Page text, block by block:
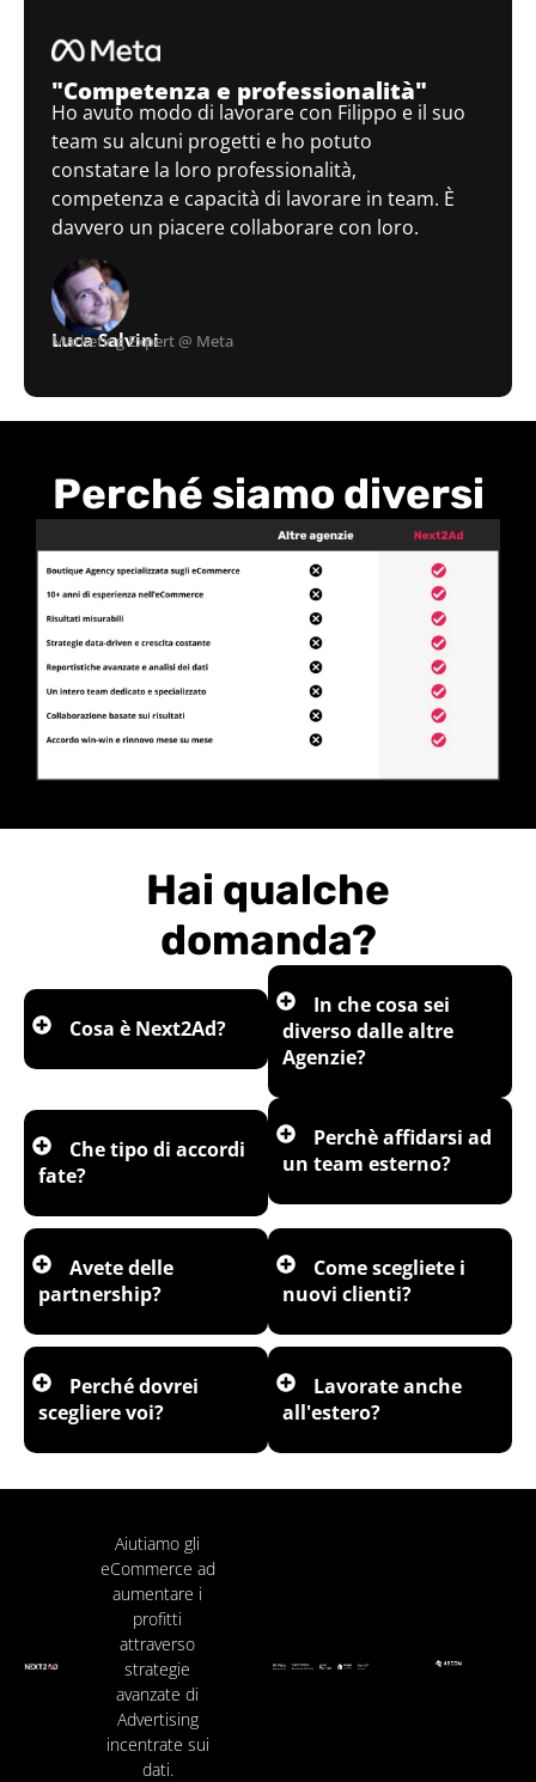
"Competenza e professionalità"
Ho avuto modo di lavorare con Filippo e il suo
team su alcuni progetti e ho potuto
constatare la loro professionalità,
competenza e capacità di lavorare in team. È
davvero un piacere collaborare con loro.
Luca Salvini
Marketing Expert @ Meta
Perché siamo diversi
Hai qualche
domanda?
Cosa è Next2Ad?
In che cosa sei
diverso dalle altre
Agenzie?
Che tipo di accordi
fate?
Perchè affidarsi ad
un team esterno?
Avete delle
partnership?
Come scegliete i
nuovi clienti?
Perché dovrei
scegliere voi?
Lavorate anche
all'estero?
Aiutiamo gli
eCommerce ad
aumentare i
profitti
attraverso
strategie
avanzate di
Advertising
incentrate sui
dati.